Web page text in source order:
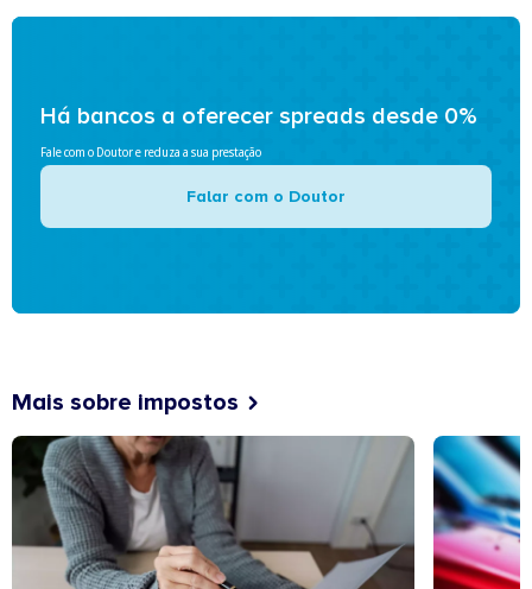
Há bancos a oferecer spreads desde 0%
Fale com o Doutor e reduza a sua prestação
Falar com o Doutor
Mais sobre impostos